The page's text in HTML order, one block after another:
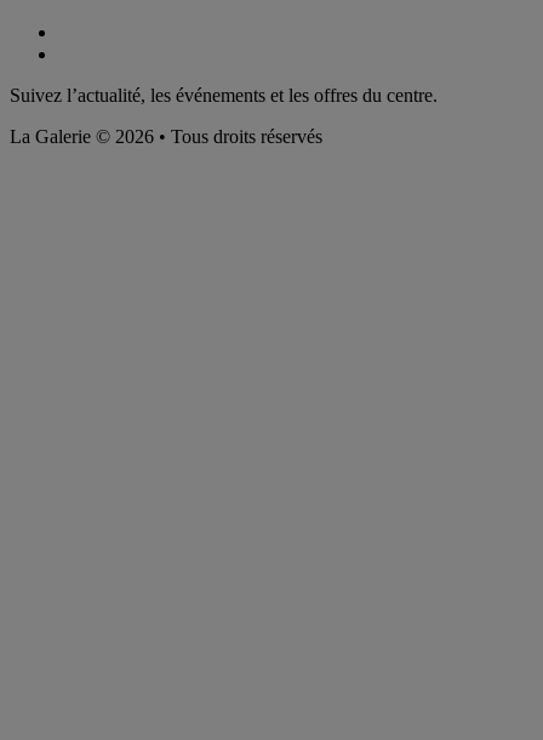
Suivez l’actualité, les événements et les offres du centre.
La Galerie © 2026 • Tous droits réservés